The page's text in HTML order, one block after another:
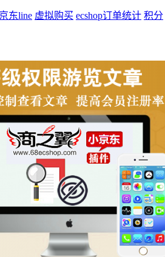
东line 虚拟购买 ecshop订单统计 积分